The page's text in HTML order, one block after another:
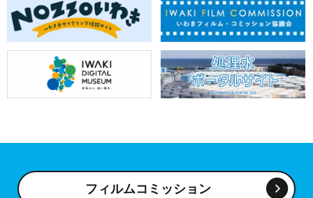
フィルムコミッション